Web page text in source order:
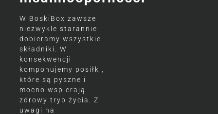
W BoskiBox zawsze
niezwykle starannie
dobieramy wszystkie
składniki. W
konsekwencji
komponujemy posiłki,
które są pyszne i
mocno wspierają
zdrowy tryb życia. Z
uwagi na